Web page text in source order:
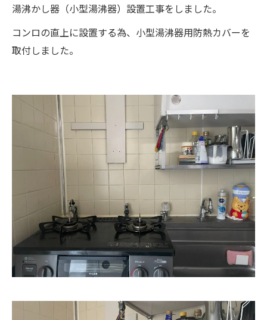
湯沸かし器（小型湯沸器）設置工事をしました。
コンロの直上に設置する為、小型湯沸器用防熱カバーを
取付しました。